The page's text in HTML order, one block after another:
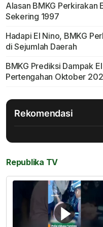
Alasan BMKG Perkirakan
Sekering 1997
Hadapi El Nino, BMKG
di Sejumlah Daerah
BMKG Prediksi Dampak
Pertengahan Oktober
Rekomendasi
Republika TV